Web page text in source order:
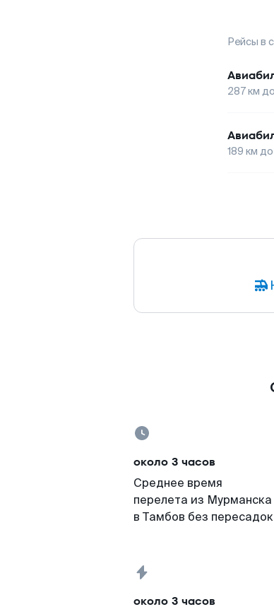
Рейсы в
287км до
189 км до
около 3 часов
Среднее время
перелета из Мурманска
в Тамбов без пересадок
около 3 часов